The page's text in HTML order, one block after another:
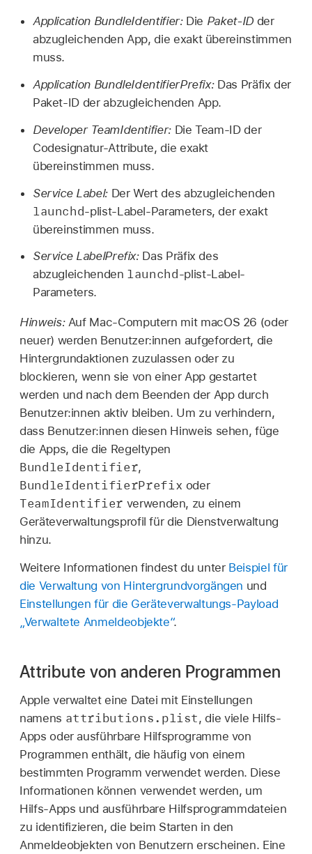
Application BundleIdentifier:Die Paket-IDder
abzugleichenden App, die exakt übereinstimmen
muss.
Application BundleIdentifierPrefix:Das Präfix der
Paket-ID der abzugleichenden App.
Developer TeamIdentifier:Die Team-ID der
Codesignatur-Attribute, die exakt
übereinstimmen muss.
Service Label:Der Wert des abzugleichenden
launchd-plist-Label-Parameters, der exakt
übereinstimmen muss.
Service LabelPrefix:Das Präfix des
abzugleichenden launchd-plist-Label-
Parameters.
Hinweis: Auf Mac-Computern mit macOS 26 (oder
neuer) werden Benutzer:innen aufgefordert, die
Hintergrundaktionen zuzulassen oder zu
blockieren, wenn sie von einer App gestartet
werden und nach dem Beenden der App durch
Benutzer:innen aktiv bleiben. Um zu verhindern,
dass Benutzer:innen diesen Hinweis sehen, füge
die Apps, die die Regeltypen
BundleIdentifier,
BundleIdentifierPrefix oder
TeamIdentifier verwenden, zu einem
Geräteverwaltungsprofil für die Dienstverwaltung
hinzu.
Weitere Informationen findest du unter Beispiel für
die Verwaltung von Hintergrundvorgängen und
Einstellungen für die Geräteverwaltungs-Payload
„Verwaltete Anmeldeobjekte“.
Attribute von anderen Programmen
Apple verwaltet eine Datei mit Einstellungen
namens attributions.plist, die viele Hilfs-
Apps oder ausführbare Hilfsprogramme von
Programmen enthält, die häufig von einem
bestimmten Programm verwendet werden. Diese
Informationen können verwendet werden, um
Hilfs-Apps und ausführbare Hilfsprogrammdateien
zu identifizieren, die beim Starten in den
Anmeldeobjekten von Benutzern erscheinen. Eine